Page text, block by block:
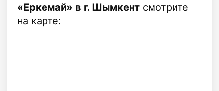
«Еркемай» в г. Шымкент смотрите
на карте: